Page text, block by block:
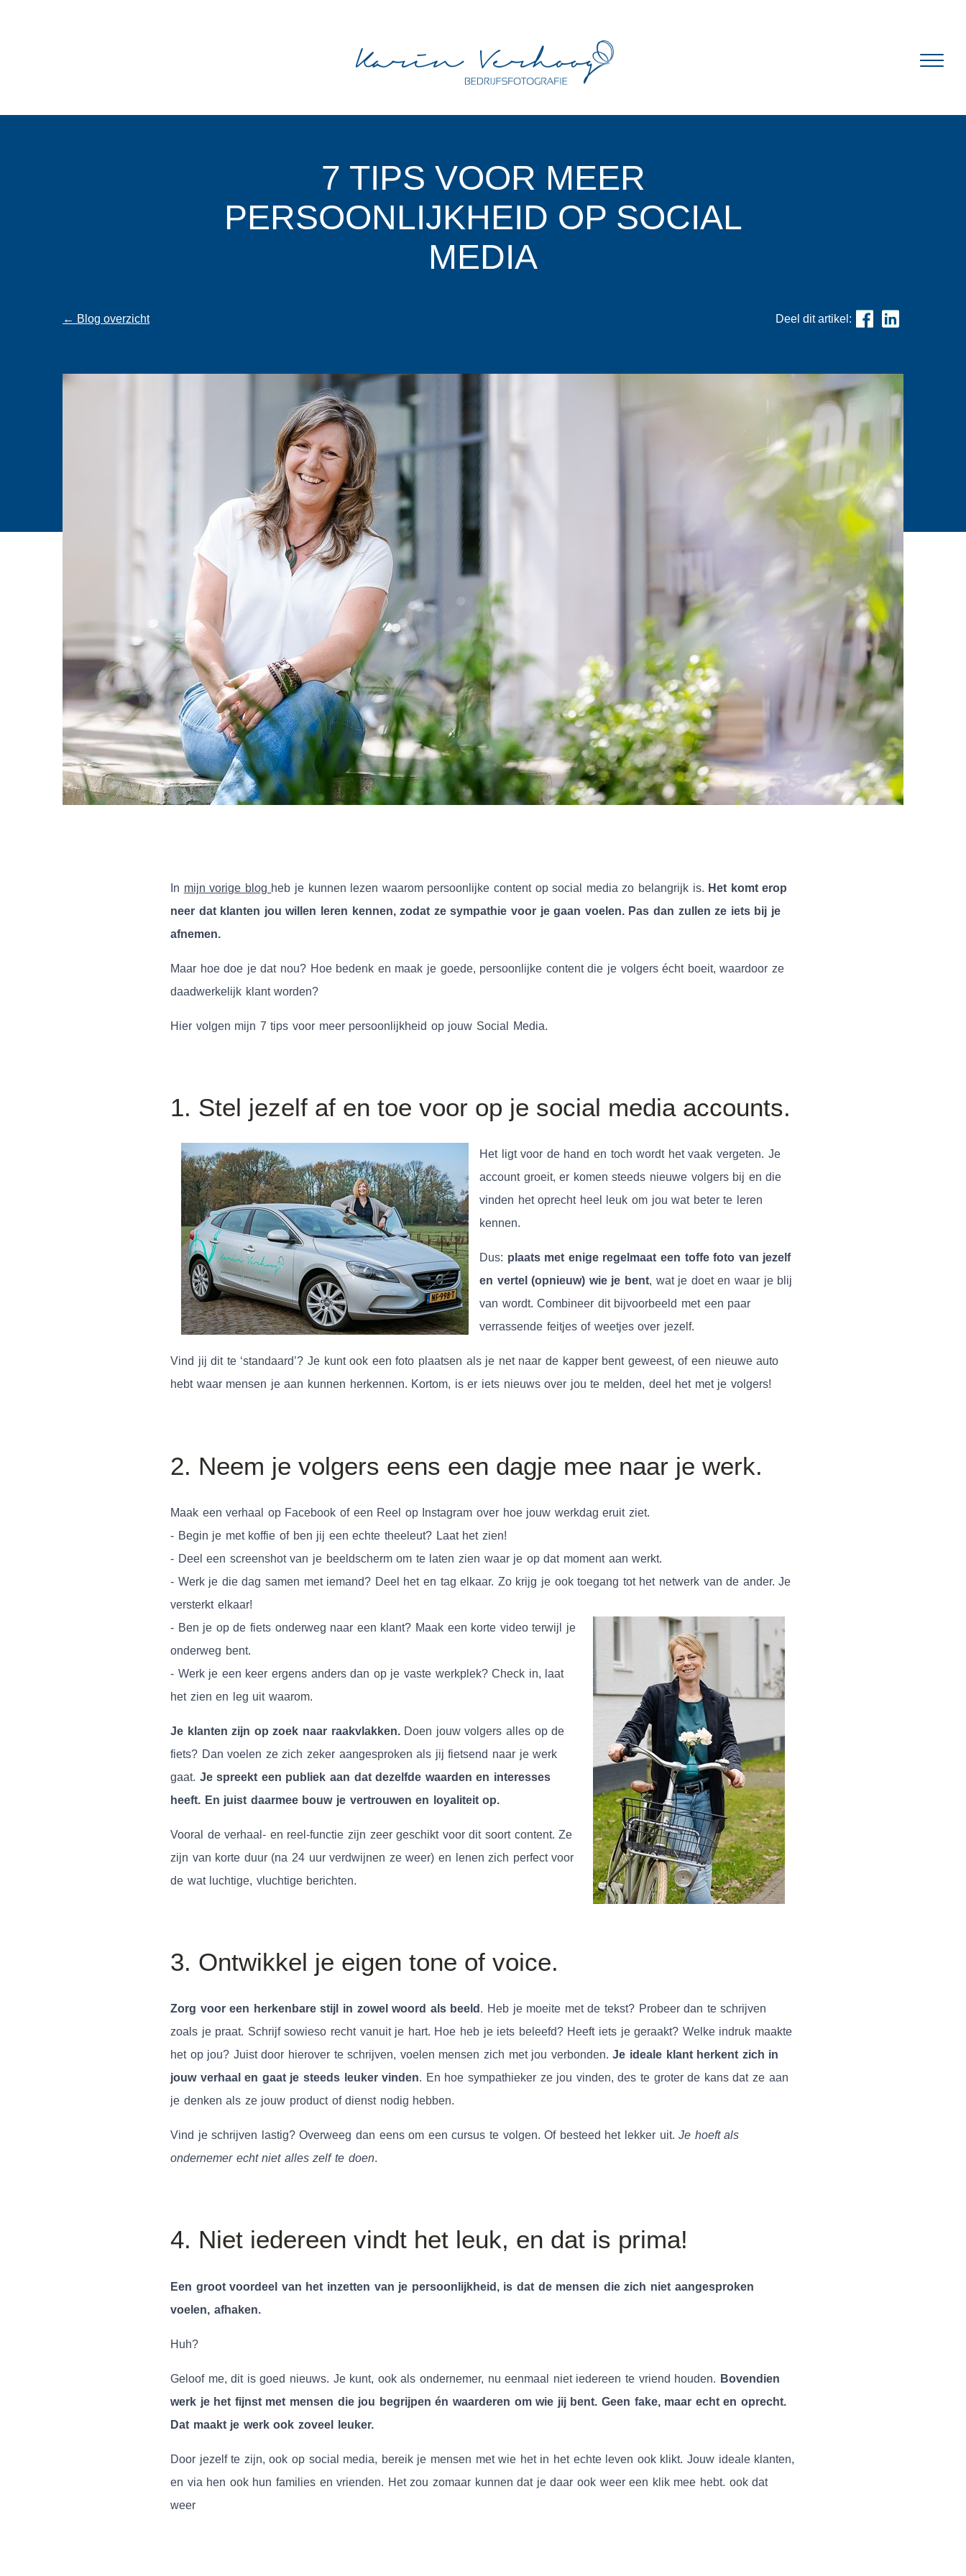
7 TIPS VOOR MEER
PERSOONLIJKHEID OP SOCIAL
MEDIA
← Blog overzicht Deel dit artikel:
In mijn vorige blog heb je kunnen lezen waarom persoonlijke content op social media zo belangrijk is. Het komt erop
neer dat klanten jou willen leren kennen, zodat ze sympathie voor je gaan voelen. Pas dan zullen ze iets bij je
afnemen.
Maar hoe doe je dat nou? Hoe bedenk en maak je goede, persoonlijke content die je volgers écht boeit, waardoor ze
daadwerkelijk klant worden?
Hier volgen mijn 7 tips voor meer persoonlijkheid op jouw Social Media.
1. Stel jezelf af en toe voor op je social media accounts.
Het ligt voor de hand en toch wordt het vaak vergeten. Je
account groeit, er komen steeds nieuwe volgers bij en die
vinden het oprecht heel leuk om jou wat beter te leren
kennen.
Dus: plaats met enige regelmaat een toffe foto van jezelf
en vertel (opnieuw) wie je bent, wat je doet en waar je blij
van wordt. Combineer dit bijvoorbeeld met een paar
verrassende feitjes of weetjes over jezelf.
Vind jij dit te ‘standaard’? Je kunt ook een foto plaatsen als je net naar de kapper bent geweest, of een nieuwe auto
hebt waar mensen je aan kunnen herkennen. Kortom, is er iets nieuws over jou te melden, deel het met je volgers!
2. Neem je volgers eens een dagje mee naar je werk.
Maak een verhaal op Facebook of een Reel op Instagram over hoe jouw werkdag eruit ziet.
- Begin je met koffie of ben jij een echte theeleut? Laat het zien!
- Deel een screenshot van je beeldscherm om te laten zien waar je op dat moment aan werkt.
- Werk je die dag samen met iemand? Deel het en tag elkaar. Zo krijg je ook toegang tot het netwerk van de ander. Je
versterkt elkaar!
- Ben je op de fiets onderweg naar een klant? Maak een korte video terwijl je
onderweg bent.
- Werk je een keer ergens anders dan op je vaste werkplek? Check in, laat
het zien en leg uit waarom.
Je klanten zijn op zoek naar raakvlakken. Doen jouw volgers alles op de
fiets? Dan voelen ze zich zeker aangesproken als jij fietsend naar je werk
gaat. Je spreekt een publiek aan dat dezelfde waarden en interesses
heeft. En juist daarmee bouw je vertrouwen en loyaliteit op.
Vooral de verhaal- en reel-functie zijn zeer geschikt voor dit soort content. Ze
zijn van korte duur (na 24 uur verdwijnen ze weer) en lenen zich perfect voor
de wat luchtige, vluchtige berichten.
3. Ontwikkel je eigen tone of voice.
Zorg voor een herkenbare stijl in zowel woord als beeld . Heb je moeite met de tekst? Probeer dan te schrijven
zoals je praat. Schrijf sowieso recht vanuit je hart. Hoe heb je iets beleefd? Heeft iets je geraakt? Welke indruk maakte
het op jou? Juist door hierover te schrijven, voelen mensen zich met jou verbonden.Je ideale klant herkent zich in
jouw verhaal en gaat je steeds leuker vinden. En hoe sympathieker ze jou vinden, des te groter de kans dat ze aan
je denken als ze jouw product of dienst nodig hebben.
Vind je schrijven lastig? Overweeg dan eens om een cursus te volgen. Of besteed het lekker uit.Je hoeft als
ondernemer echt niet alles zelf te doen.
4. Niet iedereen vindt het leuk, en dat is prima!
Een groot voordeel van het inzetten van je persoonlijkheid, is dat de mensen die zich niet aangesproken
voelen, afhaken.
Huh?
Geloof me, dit is goed nieuws. Je kunt, ook als ondernemer, nu eenmaal niet iedereen te vriend houden. Bovendien
werk je het fijnst met mensen die jou begrijpen én waarderen om wie jij bent. Geen fake, maar echt en oprecht.
Dat maakt je werk ook zoveel leuker.
Door jezelf te zijn, ook op social media, bereik je mensen met wie het in het echte leven ook klikt. Jouw ideale klanten,
en via hen ook hun families en vrienden. Het zou zomaar kunnen dat je daar ook weer een klik mee hebt. ook dat
weer